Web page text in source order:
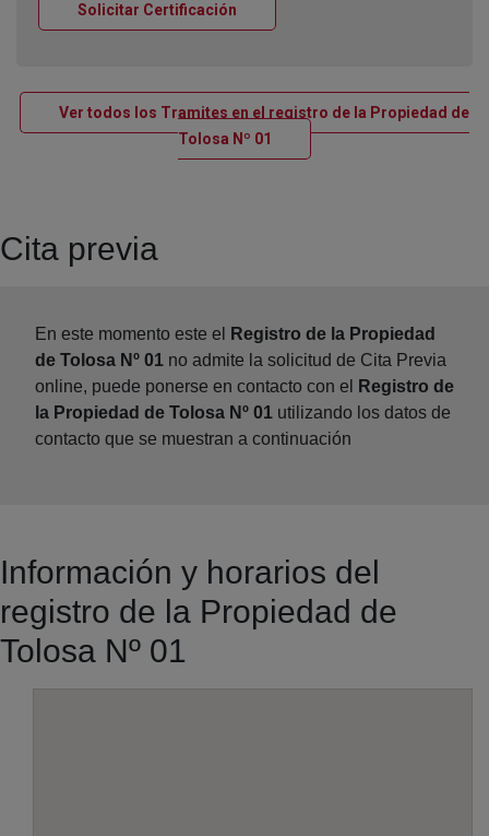
Solicitar Certificación
Ver todos los Tramites en el registro de la Propiedad de
Tolosa Nº 01
Ventana nueva
Cita previa
En este momento este el
Registro de la Propiedad
de Tolosa Nº 01 no admite la solicitud de Cita Previa
online, puede ponerse en contacto con el
Registro de
la Propiedad de Tolosa Nº 01 utilizando los datos de
contacto que se muestran a continuación
Información y horarios del
registro de la Propiedad de
Tolosa Nº 01